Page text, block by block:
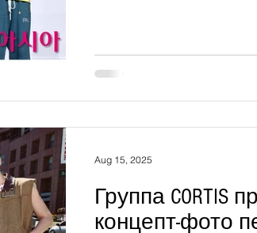
Группа CORTIS
концепт-фото
Aug 15, 2025